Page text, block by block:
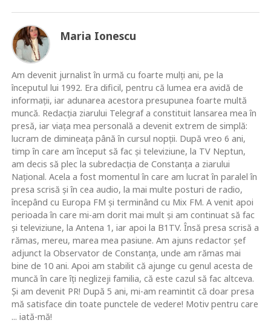
Maria Ionescu
Am devenit jurnalist în urmă cu foarte mulţi ani, pe la
începutul lui 1992. Era dificil, pentru că lumea era avidă de
informaţii, iar adunarea acestora presupunea foarte multă
muncă. Redacţia ziarului Telegraf a constituit lansarea mea în
presă, iar viaţa mea personală a devenit extrem de simplă:
lucram de dimineaţa până în cursul nopţii. După vreo 6 ani,
timp în care am început să fac şi televiziune, la TV Neptun,
am decis să plec la subredacţia de Constanţa a ziarului
Naţional. Acela a fost momentul în care am lucrat în paralel în
presa scrisă şi în cea audio, la mai multe posturi de radio,
începând cu Europa FM şi terminând cu Mix FM. A venit apoi
perioada în care mi-am dorit mai mult şi am continuat să fac
şi televiziune, la Antena 1, iar apoi la B1TV. Însă presa scrisă a
rămas, mereu, marea mea pasiune. Am ajuns redactor şef
adjunct la Observator de Constanţa, unde am rămas mai
bine de 10 ani. Apoi am stabilit că ajunge cu genul acesta de
muncă în care îţi neglizeji familia, că este cazul să fac altceva.
Şi am devenit PR! După 5 ani, mi-am reamintit că doar presa
mă satisface din toate punctele de vedere! Motiv pentru care
... iată-mă!